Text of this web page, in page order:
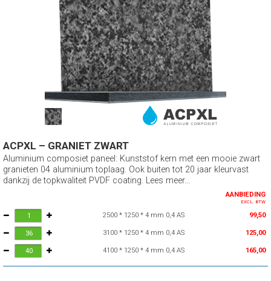
ACPXL – GRANIET ZWART
Aluminium composiet paneel: Kunststof kern met een mooie zwart
granieten 04 aluminium toplaag. Ook buiten tot 20 jaar kleurvast
dankzij de topkwaliteit PVDF coating. Lees meer...
AANBIEDING
EXCL. BTW
2500 * 1250 * 4 mm 0,4 AS 99,50
3100 * 1250 * 4 mm 0,4 AS 125,00
4100 * 1250 * 4 mm 0,4 AS 165,00